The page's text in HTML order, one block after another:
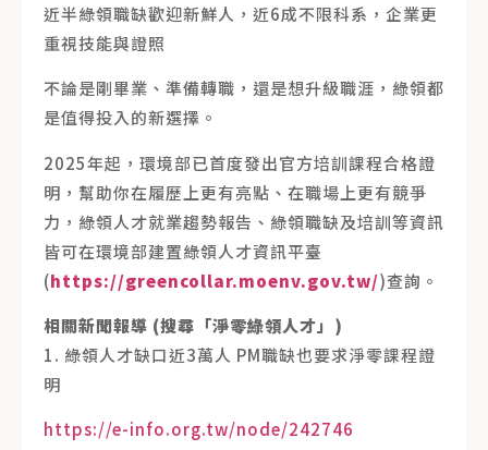
近半綠領職缺歡迎新鮮人，近6成不限科系，企業更
重視技能與證照
不論是剛畢業、準備轉職，還是想升級職涯，綠領都
是值得投入的新選擇。
2025年起，環境部已首度發出官方培訓課程合格證
明，幫助你在履歷上更有亮點、在職場上更有競爭
力，綠領人才就業趨勢報告、綠領職缺及培訓等資訊
皆可在環境部建置綠領人才資訊平臺
(https://greencollar.moenv.gov.tw/)查詢。
相關新聞報導 (搜尋「淨零綠領人才」 )
1. 綠領人才缺口近3萬人 PM職缺也要求淨零課程證
明
https://e-info.org.tw/node/242746